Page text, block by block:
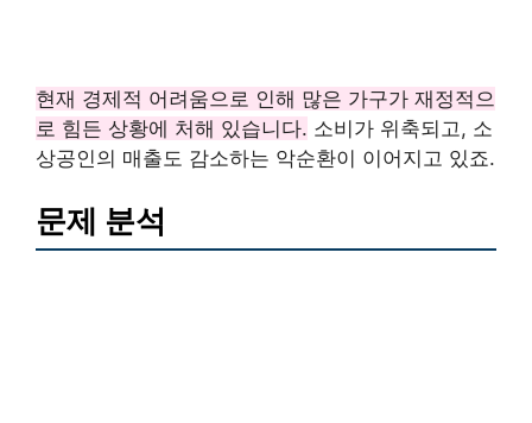
현재 경제적 어려움으로 인해 많은 가구가 재정적으
로 힘든 상황에 처해 있습니다. 소비가 위축되고, 소
상공인의 매출도 감소하는 악순환이 이어지고 있죠.
문제 분석